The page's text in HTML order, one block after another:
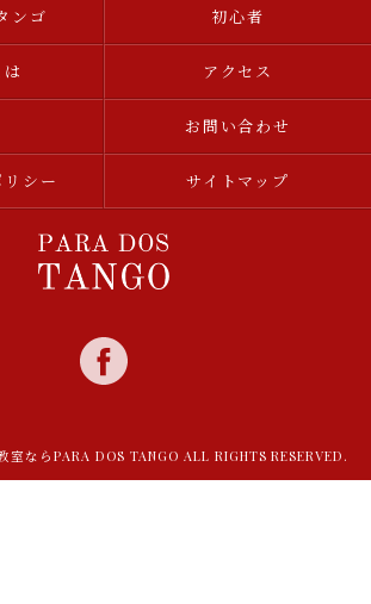
ンゴ 初心者
アクセス
お問い合わせ
シー サイトマップ
ならPARA DOS TANGO ALL RIGHTS RESERVED.